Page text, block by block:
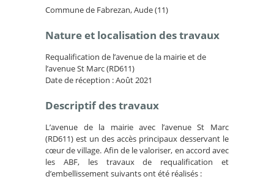
Commune de Fabrezan, Aude (11)
Nature et localisation des travaux
Requalification de l’avenue de la mairie et de
l’avenue St Marc (RD611)
Date de réception : Août 2021
Descriptif des travaux
L’avenue de la mairie avec l’avenue St Marc
(RD611) est un des accès principaux desservant le
cœur de village. Afin de le valoriser, en accord avec
les ABF, les travaux de requalification et
d’embellissement suivants ont été réalisés :